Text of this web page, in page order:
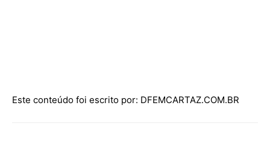
Este conteúdo foi escrito por: DFEMCARTAZ.COM.BR